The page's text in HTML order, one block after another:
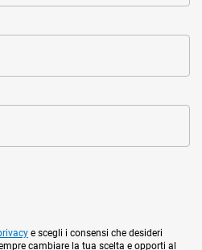
e scegli i consensi che desideri
cambiare la tua scelta e opporti al